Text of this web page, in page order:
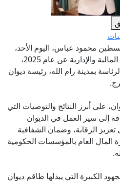
محمود عباس، اليوم الأحد،
التقرير السنوي لديوان الرقابة المالية والإدارية عن عام 2025،
بمدينة رام الله، رئيسة ديوان
على أبرز النتائج والتوصيات التي
إلى سير العمل في الديوان
الرقابة، وضمان الشفافية
المال العام بالمؤسسات الحكومية
الكبيرة التي يبذلها طاقم ديوان